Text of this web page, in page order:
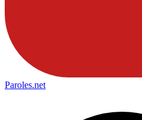
Paroles.net